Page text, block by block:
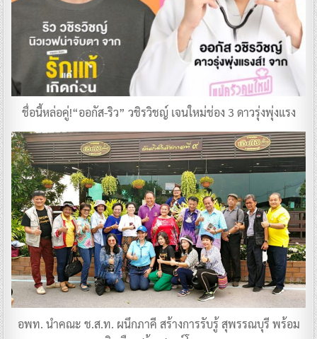
ชื่อนี้หล่อคู่!“ออกัส-ริว” วชิรวิชญ์ เจนใหม่ช่อง 3 ดาวรุ่งพุ่งแรง
อพท. นำคณะ ช.ส.ท. ผนึกภาคี สร้างการรับรู้ สุพรรณบุรี พร้อม